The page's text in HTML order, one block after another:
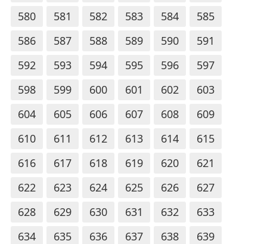
580
581 582 583 584
585
586
587 588 589 590
591
592
593 594 595 596
597
598
599 600 601 602
603
604
605 606 607 608
609
610
611 612 613 614
615
616
617 618 619 620
621
622
623 624 625 626
627
628
629 630 631 632
633
634
635 636 637 638
639